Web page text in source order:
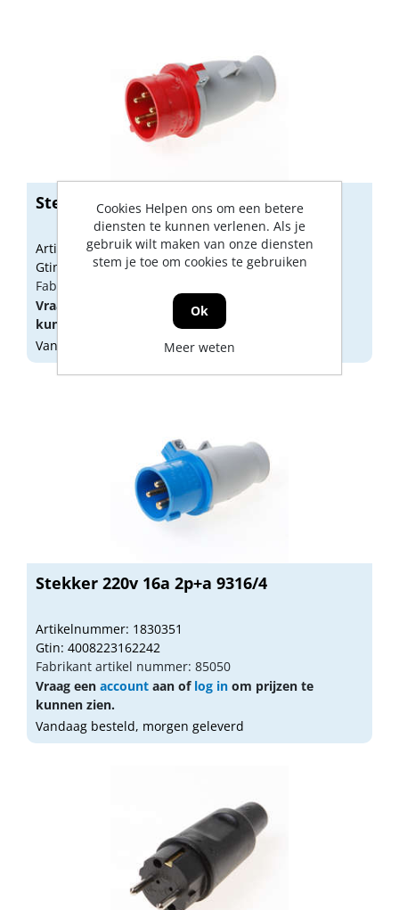
Stekker 380v 16a 3p+n+a9516/4
Artikelnummer: 1830374
Gtin: 9008221746005
Fabrikant artikel nummer: 85051
Vraag een
aan oflog in
kunnen zien.
Vandaag besteld, morgen geleverd
Stekker 220v 16a 2p+a 9316/4
Artikelnummer: 1830351
Gtin: 4008223162242
Fabrikant artikel nummer: 85050
Vraag een account aan of log in om prijzen te
kunnen zien.
Vandaag besteld, morgen geleverd
Cookies Helpen ons om een betere
diensten te kunnen verlenen. Als je
gebruik wilt maken van onze diensten
stem je toe om cookies te gebruiken
Ok
Meer weten